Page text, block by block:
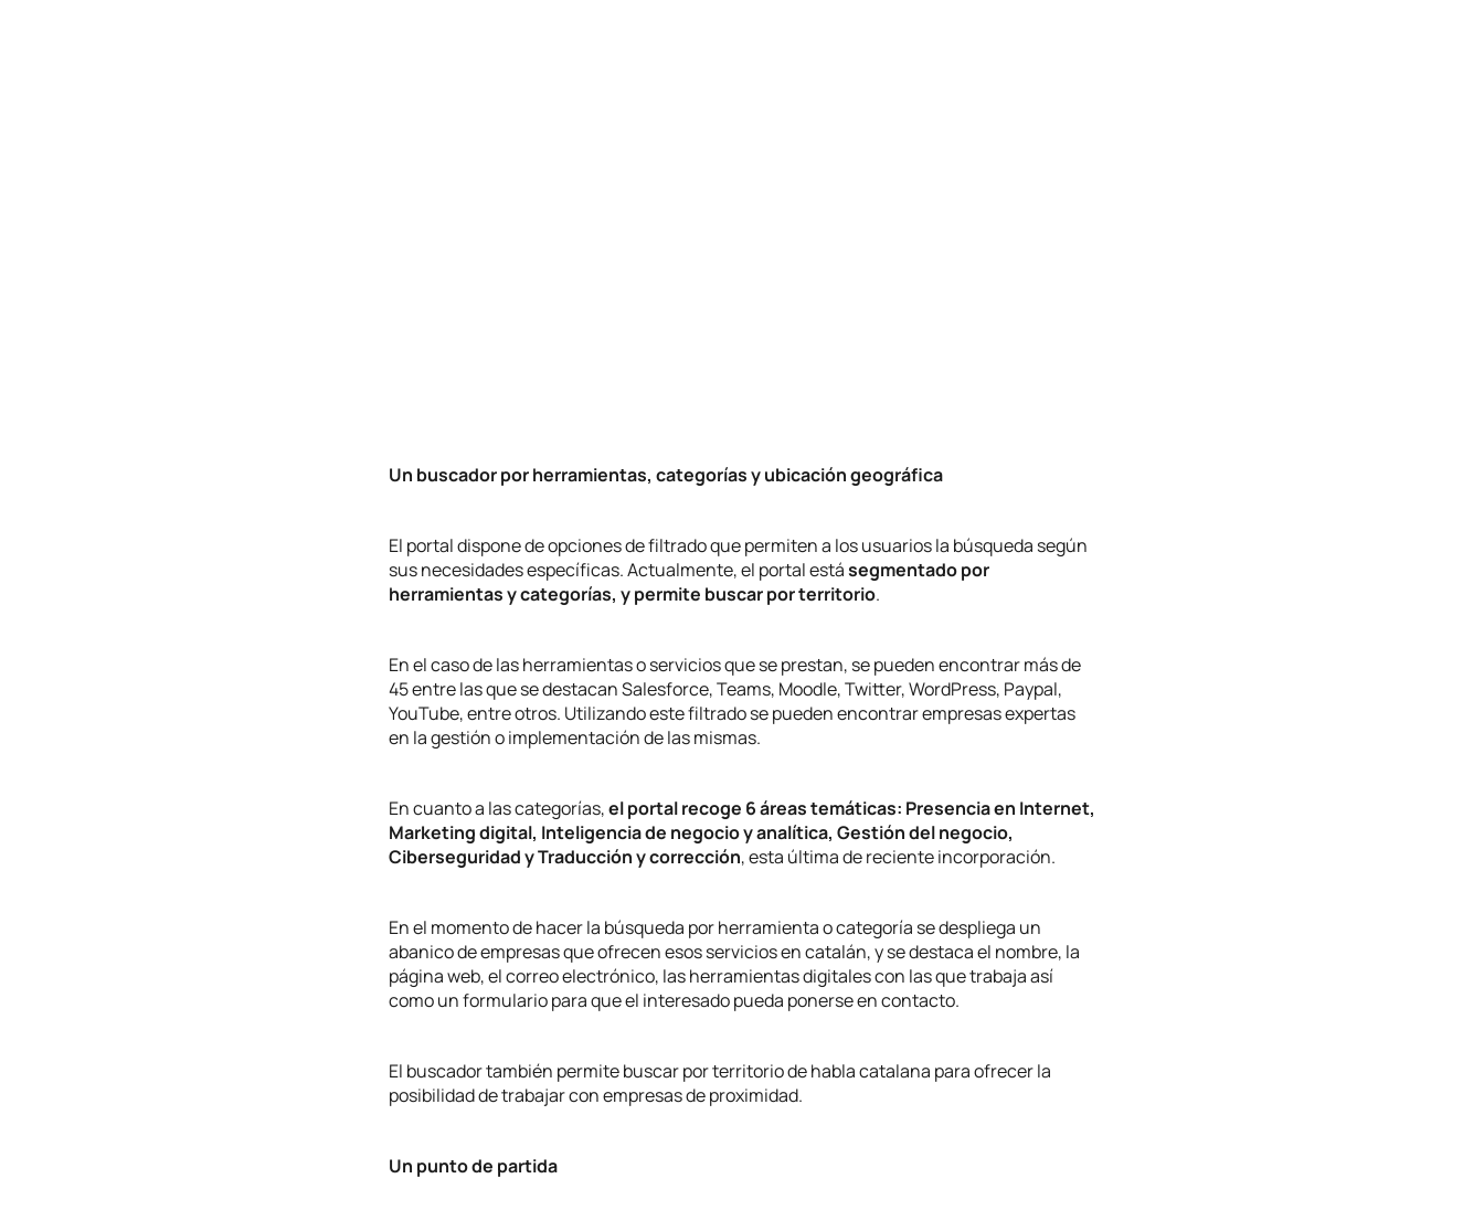
Un buscador por herramientas, categorías y ubicación geográfica
El portal dispone de opciones de filtrado que permiten a los usuarios la búsqueda según
sus necesidades específicas. Actualmente, el portal estásegmentado por
herramientas y categorías, y permite buscar por territorio.
En el caso de las herramientas o servicios que se prestan, se pueden encontrar más de
45 entre las que se destacan Salesforce, Teams, Moodle, Twitter, WordPress, Paypal,
YouTube, entre otros. Utilizando este filtrado se pueden encontrar empresas expertas
en la gestión o implementación de las mismas.
En cuanto a las categorías,el portal recoge 6 áreas temáticas: Presencia en Internet,
Marketing digital, Inteligencia de negocio y analítica, Gestión del negocio,
Ciberseguridad y Traducción y corrección, esta última de reciente incorporación.
En el momento de hacer la búsqueda por herramienta o categoría se despliega un
abanico de empresas que ofrecen esos servicios en catalán, y se destaca el nombre, la
página web, el correo electrónico, las herramientas digitales con las que trabaja así
como un formulario para que el interesado pueda ponerse en contacto.
El buscador también permite buscar por territorio de habla catalana para ofrecer la
posibilidad de trabajar con empresas de proximidad.
Un punto de partida